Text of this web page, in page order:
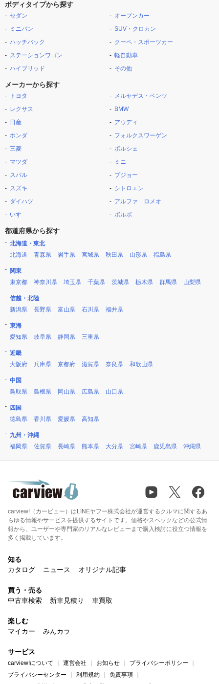
ボディタイプから探す
セダン
ミニバン
ハッチバック
ステーションワゴン
ハイブリッド
オープンカー
SUV・クロカン
クーペ・スポーツカー
軽自動車
その他
メーカーから探す
トヨタ
レクサス
日産
ホンダ
三菱
マツダ
スバル
スズキ
ダイハツ
いすゞ
メルセデス・ベンツ
BMW
アウディ
フォルクスワーゲン
ポルシェ
ミニ
プジョー
シトロエン
アルファ ロメオ
ボルボ
都道府県から探す
北海道・東北
北海道
青森県 岩手県 宮城県 秋田県 山形県 福島県
関東
東京都
神奈川県 埼玉県 千葉県 茨城県 栃木県 群馬県 山梨県
信越・北陸
新潟県
長野県 富山県 石川県 福井県
東海
愛知県
岐阜県 静岡県 三重県
近畿
大阪府
兵庫県 京都府 滋賀県 奈良県 和歌山県
中国
鳥取県
島根県 岡山県 広島県 山口県
四国
徳島県
香川県 愛媛県 高知県
九州・沖縄
福岡県
佐賀県 長崎県 熊本県 大分県 宮崎県 鹿児島県 沖縄県
carview!（カービュー）はLINEヤフー株式会社が運営するクルマに関するあ
らゆる情報やサービスを提供するサイトです。価格やスペックなどの公式情
報から、ユーザーや専門家のリアルなレビューまで購入検討に役立つ情報を
多く掲載しています。
知る
カタログ
ニュース オリジナル記事
買う・売る
中古車検索
新車見積り 車買取
楽しむ
マイカー
みんカラ
サービス
carview!について 運営会社 お知らせ
プライバシーポリシー
プライバシーセンター
利用規約
免責事項